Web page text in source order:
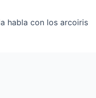
habla con los arcoiris